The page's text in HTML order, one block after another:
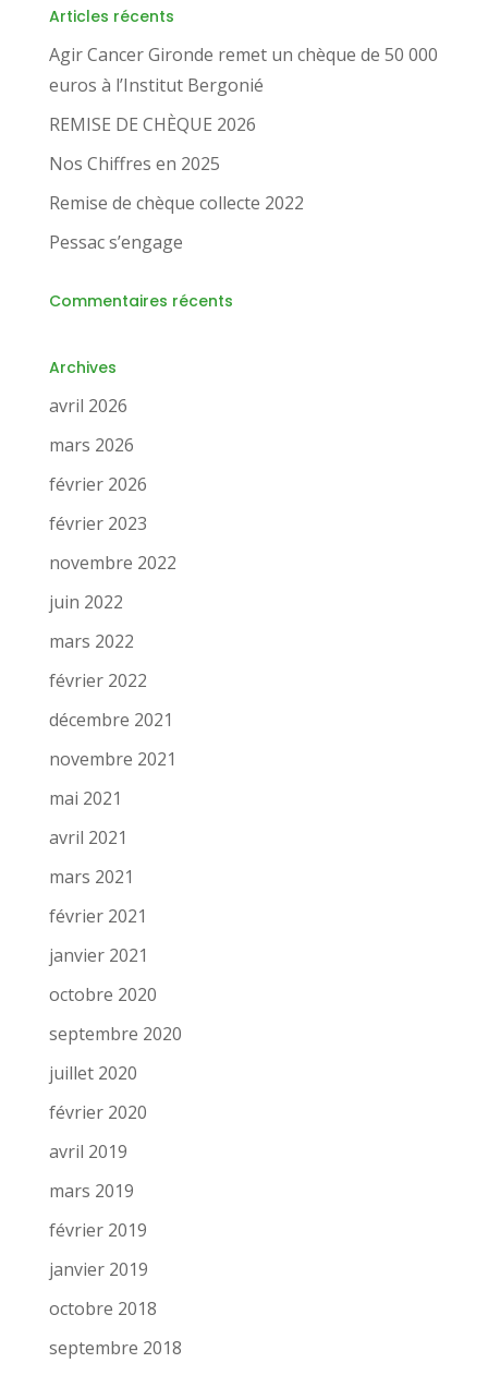
Articles récents
Agir Cancer Gironde remet un chèque de 50 000
euros à l’Institut Bergonié
REMISE DE CHÈQUE 2026
Nos Chiffres en 2025
Remise de chèque collecte 2022
Pessac s’engage
Commentaires récents
Archives
avril 2026
mars 2026
février 2026
février 2023
novembre 2022
juin 2022
mars 2022
février 2022
décembre 2021
novembre 2021
mai 2021
avril 2021
mars 2021
février 2021
janvier 2021
octobre 2020
septembre 2020
juillet 2020
février 2020
avril 2019
mars 2019
février 2019
janvier 2019
octobre 2018
septembre 2018